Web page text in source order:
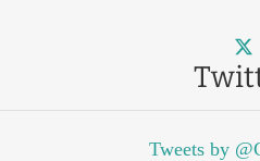
Tweets by